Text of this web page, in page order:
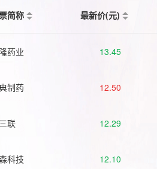
简称 最新价(元)
药业 13.45
制药 12.50
联 12.29
科技 12.10